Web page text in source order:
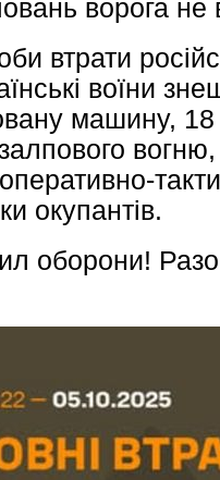
ворога не
втрати
воїни
машину, 18
окупантів.
оборони!